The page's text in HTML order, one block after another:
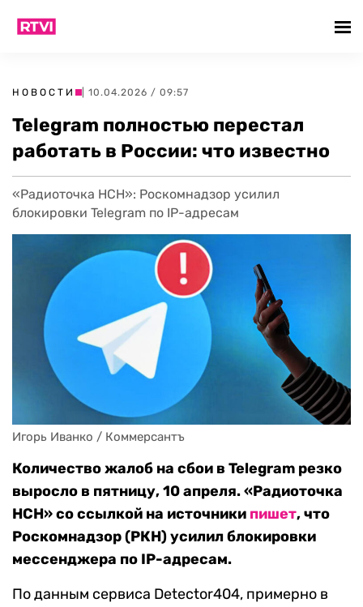
НОВОСТИ | 10.04.2026 / 09:57
Telegram полностью перестал
работать в России: что известно
«Радиоточка НСН»: Роскомнадзор усилил
блокировки Telegram по IP-адресам
Игорь Иванко / Коммерсантъ
Количество жалоб на сбои в Telegram резко
выросло в пятницу, 10 апреля. «Радиоточка
НСН» со ссылкой на источники пишет, что
Роскомнадзор (РКН) усилил блокировки
мессенджера по IP-адресам.
По данным сервиса Detector404, примерно в